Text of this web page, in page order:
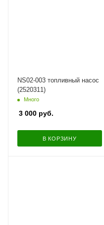
NS02-003 топливный насос
(2520311)
Много
3 000 руб.
В КОРЗИНУ